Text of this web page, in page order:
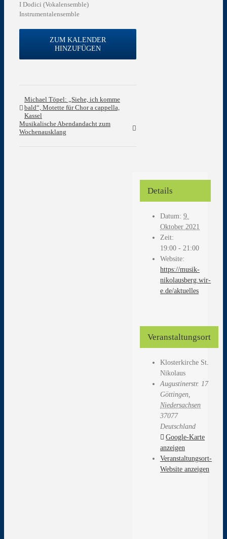
I Dodici (Vokalensemble)
Instrumentalensemble
ZUM KALENDER
HINZUFÜGEN
Michael Töpel: „Siehe, ich komme
bald“, Motette für Chor a cappella,
Kassel
Musikalische Abendandacht zum
Wochenausklang
Details
Datum: 9.
Oktober 2021
Zeit:
19:00 - 21:00
Website:
https://musik-
nikolausberg.wir-
e.de/aktuelles
Veranstaltungsort
Klosterkirche St.
Nikolaus
Augustinerstr. 17
Göttingen
Niedersachsen
37077
Deutschland
Google-Karte
anzeigen
Veranstaltungsort-
Website anzeigen